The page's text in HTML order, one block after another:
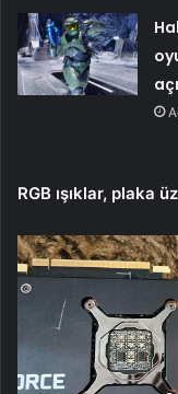
RGB ışıklar, plaka